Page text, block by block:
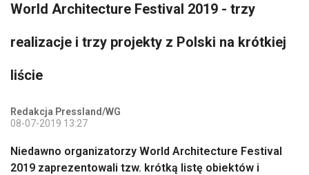
World Architecture Festival 2019 - trzy
realizacje i trzy projekty z Polski na krótkiej
liście
Redakcja Pressland/WG
08-07-2019 13:27
Niedawno organizatorzy World Architecture Festival
2019 zaprezentowali tzw. krótką listę obiektów i